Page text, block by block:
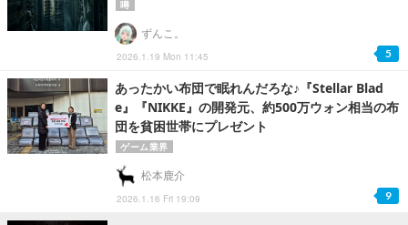
噂
2026.1.19 Mon 11:45
ずんこ。
5
あったかい布団で眠れんだろな♪『Stellar Blad
e』『NIKKE』の開発元、約500万ウォン相当の布
団を貧困世帯にプレゼント
ゲーム業界
2026.1.16 Fri 19:09
松本鹿介
9